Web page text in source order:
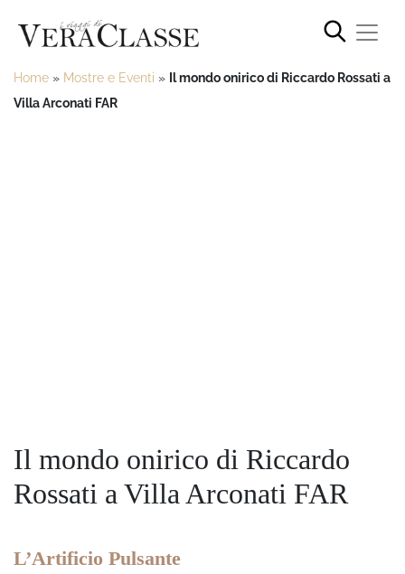
Home » Mostre e Eventi » Il mondo onirico di Riccardo Rossati a
Villa Arconati FAR
Il mondo onirico di Riccardo
Rossati a Villa Arconati FAR
L’Artificio Pulsante